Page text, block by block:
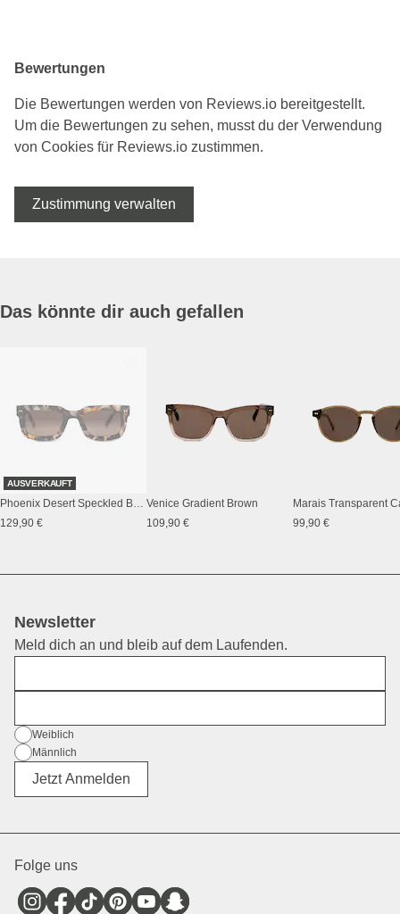
Bewertungen
Die Bewertungen werden von Reviews.io bereitgestellt.
Um die Bewertungen zu sehen, musst du der Verwendung
von Cookies für Reviews.io zustimmen.
Zustimmung verwalten
Das könnte dir auch gefallen
AUSVERKAUFT
Phoenix Desert Speckled Brown
129,90 €
Venice Gradient Brown
109,90 €
99,90 €
Newsletter
Meld dich an und bleib auf dem Laufenden.
Geschlecht
Weiblich
Männlich
Divers
Jetzt Anmelden
Folge uns